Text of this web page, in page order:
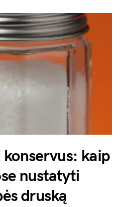
kaip
nustatyti
druską